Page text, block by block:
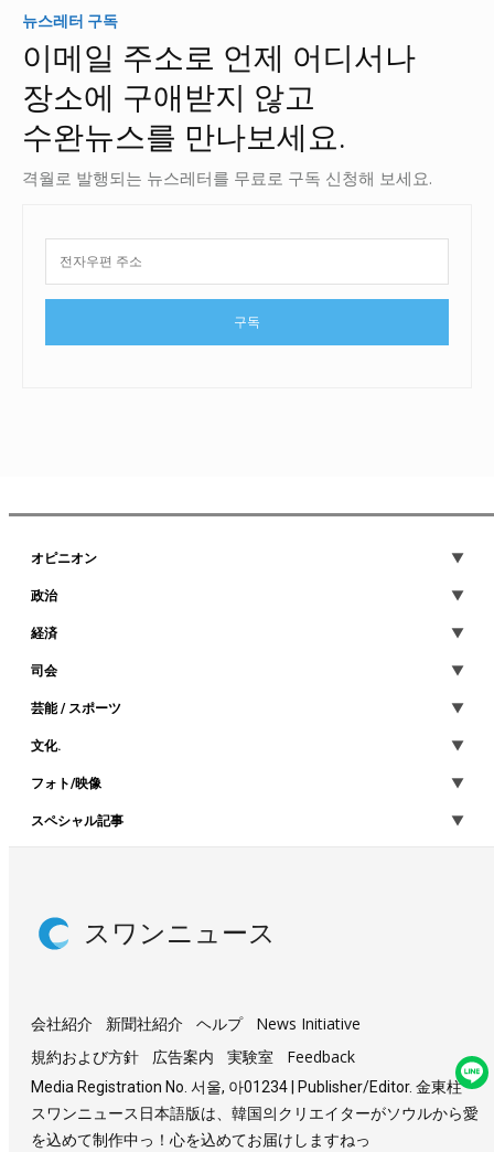
뉴스레터 구독
이메일 주소로 언제 어디서나
장소에 구애받지 않고
수완뉴스를 만나보세요.
격월로 발행되는 뉴스레터를 무료로 구독 신청해 보세요.
구독
オピニオン
政治
経済
司会
芸能 / スポーツ
文化.
フォト/映像
スペシャル記事
スワンニュース
会社紹介 新聞社紹介 ヘルプ
News Initiative
規約および方針
広告案内 実験室 Feedback
Media Registration No. 서울, 아01234 | Publisher/Editor. 金東柱
スワンニュース日本語版は、韓国의クリエイターがソウルから愛
を込めて制作中っ！心を込めてお届けしますねっ